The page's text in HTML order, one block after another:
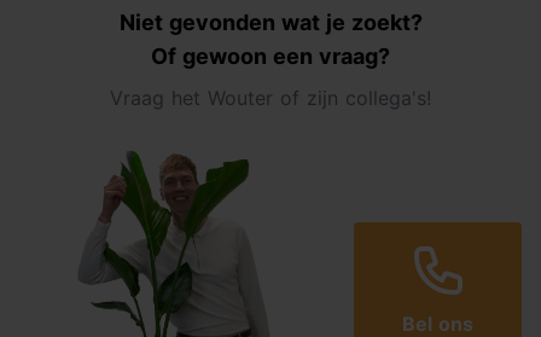
Waterbuffer ca. 75 liter, 100% wateropname, water
druppelt langzaam door de kleine gaatjes
Hoge waterverzadiging bij elke vulling
Goede wortelgroei door geleidelijke bevloeiing van de
Herbruikbaar
Handige ritssluiting, bij grote bomen kunnen meerdere
waterbags aan elkaar worden geritst
Niet gevonden wat je zoekt?
Of gewoon een vraag?
Vraag het Wouter of zijn collega's!
Bel ons